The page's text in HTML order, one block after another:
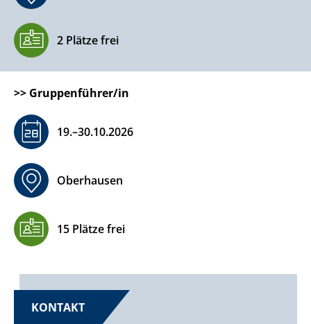
2 Plätze frei
>> Gruppenführer/in
19.–​30.10.2026
Oberhausen
15 Plätze frei
KONTAKT